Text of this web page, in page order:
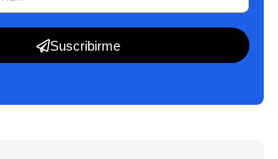
Suscribirme